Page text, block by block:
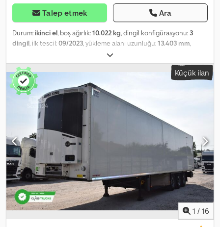
Talep etmek Ara
Durum: ikinci el, boş ağırlık:10.022 kg, dingil konfigürasyonu: 3
dingil, ilk tescil:09/2023, yükleme alanı uzunluğu:13.403 mm,
2.460 mm, yükleme alanı yüksekliği:
mm, yükleme alanı hacmi:89 m³, süspansiyon:hava, lastik boyutu:
385/65 R22,5, dingil mesafesi:
, Üretim yılı:
2023, Donanım:
, Boş ağırlık: 10.022 kg, Sertifikalı yük emniyeti,
Yükleme alanı (U G Y): 13.403 mm x 2.460 mm x 2.700 mm, Lastik
ebadı: 385/65 R22.5, DIN EN 12642 (kod XL) sertifikası, Yükleme alanı
hacmi: 89 m³, 1. aks: , 2. aks: , 3. aks: , Havalı süspansiyon, Arka alt
koruma, Palet kutusu, Elektronik Fren Sistemi (EBS), Yangın
söndürücü yuvası, Feribot sabitleme kancaları, Havalandırmasız
ISO bölme duvarı, Sıcaklık kaydedici, 1x15 ve 2x7 pinli priz, Antisprey,
Telematik sistem, Saklama kutusu, Jeneratör aksı, Soğutucu
üniteler için yüksek voltajlı batarya paketi. Mevcut tüm araçlarımızı
web sitemizde bulabilirsiniz. Finansman mı gerekli? Bireysel
finansman çözümleri, tam servis sözleşmeleri ve telematik
hizmetler sunuyoruz. Size memnuniyetle kişisel olarak danışmanlık
yaparız. Chjdjxn Urhopfx Aftja
Küçük ilan
1 / 16